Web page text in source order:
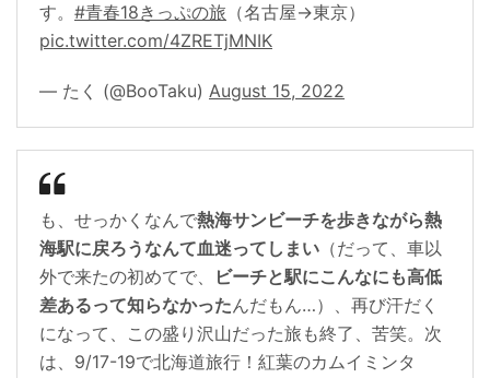
す。 #青春18きっぷの旅 （名古屋→東京）
pic.twitter.com/4ZRETjMNIK
— たく (@BooTaku) August 15, 2022
も、せっかくなんで熱海サンビーチを歩きながら熱
海駅に戻ろうなんて血迷ってしまい （だって、車以
外で来たの初めてで、
ビーチと駅にこんなにも高低
差あるって知らなかったんだもん…）、再び汗だく
になって、この盛り沢山だった旅も終了、苦笑。次
は、9/17-19で北海道旅行！紅葉のカムイミンタ